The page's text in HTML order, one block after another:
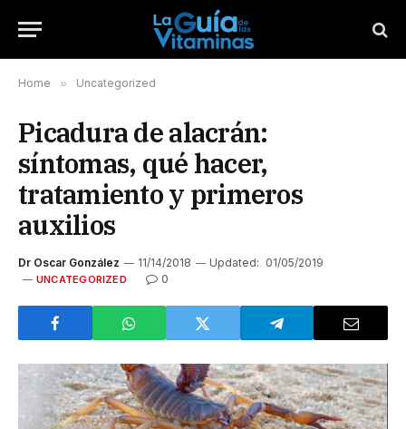
Home » Uncategorized
Picadura de alacrán:
síntomas, qué hacer,
tratamiento y primeros
auxilios
Dr Oscar González 11/14/2018 Updated: 01/05/2019
UNCATEGORIZED 0